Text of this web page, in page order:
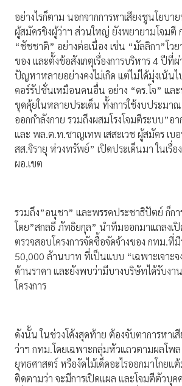
อย่างไรก็ตาม นอกจากการหาเสียงชูนโยบา
ผู้สมัครชิงผู้ว่าฯ ส่วนใหญ่ ยังพยายามโจมตี
“ชัชชาติ” อย่างต่อเนื่อง เช่น “มัลลิกา”โวย
ของ และตั้งข้อสังเกตุเรื่องการบริหาร 4 ปีที่
ปัญหาหลายอย่างคงไม่เกิด แต่ไม่ได้มุ่งเน้นไ
คอร์รัปชั่นเหมือนคนอื่น อย่าง “ดร.โจ” แล
ขุดคุ้ยในหลายประเด็น ทั้งการใช้งบประมา
ออกกำลังกาย รวมถึงผสมโรงโจมตีระบบ”อ
และ พล.ต.ท.ชาญเทพ เสสะเวช ผู้สมัคร เบ
สส.จิรายุ ห่วงทรัพย์” เปิดประเด็นมา ในเรื่
ผอ.เขต
รวมถึง”อนุชา” และพรรคประชาธิปัตย์ ก็ก
โดย”สกลธี ภัทธิยกุล” นำทีมออกมาแถลงเ
ตรวจสอบโครงการจัดซื้อจัดจ้างของ กทม.ที่
50,000 ล้านบาท ที่เป็นแบบ “เฉพาะเจาะ
ด้านราคา และยังพบว่ามีบางบริษัทได้รับงา
โครงการ
ดังนั้น ในช่วงโค้งสุดท้าย ต้องจับตาการหาเ
ว่าฯ กทม.โดยเฉพาะกลุ่มหัวแถวตามผลโพล
ยุทธศาสตร์ หรืองัดไม้เด็ดอะไรออกมาโกยแ
ติดตามว่า จะมีการเปิดแผล และโจมตีตัวบุค